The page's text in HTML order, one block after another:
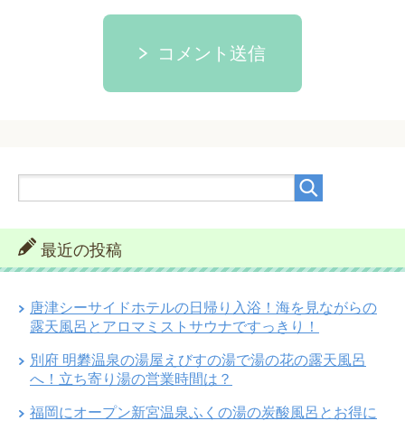
コメント送信
最近の投稿
唐津シーサイドホテルの日帰り入浴！海を見ながらの
露天風呂とアロマミストサウナですっきり！
別府 明礬温泉の湯屋えびすの湯で湯の花の露天風呂
へ！立ち寄り湯の営業時間は？
福岡にオープン新宮温泉ふくの湯の炭酸風呂とお得に